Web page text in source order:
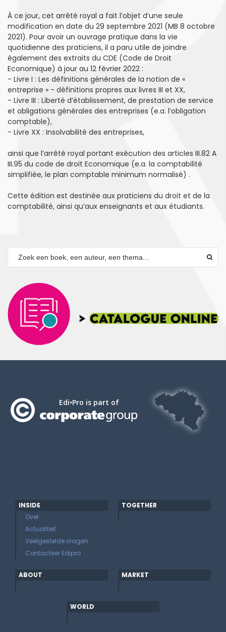
À ce jour, cet arrêté royal a fait l’objet d’une seule
modification en date du 29 septembre 2021 (MB 8 octobre
2021). Pour avoir un ouvrage pratique dans la vie
quotidienne des praticiens, il a paru utile de joindre
également des extraits du CDE (Code de Droit
Economique) à jour au 12 février 2022 :
- Livre I : Les définitions générales de la notion de «
entreprise » - définitions propres aux livres III et XX,
- Livre III : Liberté d’établissement, de prestation de service
et obligations générales des entreprises (e.a. l’obligation
comptable),
- Livre XX : Insolvabilité des entreprises,
ainsi que l’arrêté royal portant exécution des articles III.82 A
III.95 du code de droit Economique (e.a. la comptabilité
simplifiée, le plan comptable minimum normalisé) .
Cette édition est destinée aux praticiens du droit et de la
comptabilité, ainsi qu’aux enseignants et aux étudiants.
Edi•Pro is part of
INSIDE
Over
Actualiteit
Veelgestelde vragen
Contacteer Edipro
TOGETHER
ABOUT MARKET
WORLD